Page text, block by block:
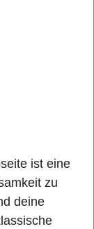
ist eine
zu
deine